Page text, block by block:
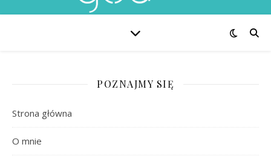
POZNAJMY SIĘ
Strona główna
O mnie